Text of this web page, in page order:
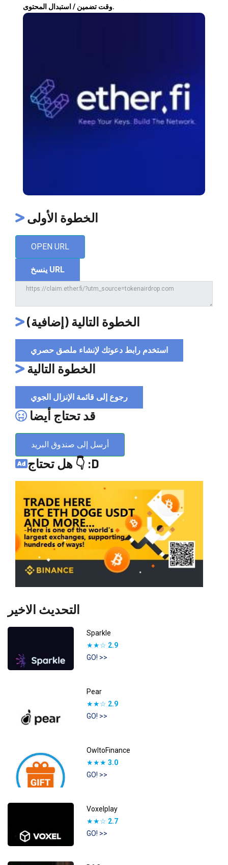
وقت تضمين / استبدال المحتوى.
الخطوة الأولى
OPEN URL
ينسخ URL
الخطوة التالية (إضافية)
استخدم رابط دعوتك لإنشاء ملصق حصري
الخطوة التالية
رجوع إلى قائمة الإنزال الجوي
قد تحتاج أيضا
أرسل إلى صندوق البريد
هل تحتاج 👇 :D
التحديث الاخير
Sparkle
★★☆ 2.9
GO! >>
Pear
★★☆ 2.9
GO! >>
OwltoFinance
★★★ 3.0
GO! >>
Voxelplay
★★☆ 2.7
GO! >>